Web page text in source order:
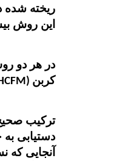
این روش
در هر دو
کربن (HCFM)
ترکیب
دستیابی
آنجایی که